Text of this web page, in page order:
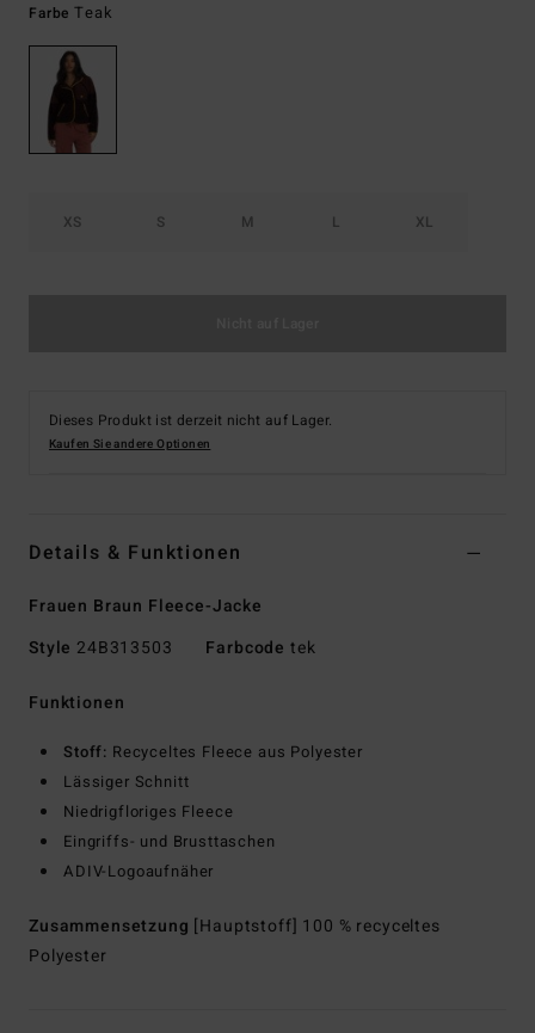
FarbeTeak
XS S M L XL
Dieses Produkt ist derzeit nicht auf Lager.
Kaufen Sie andere Optionen
Details & Funktionen
Frauen Braun Fleece-Jacke
Style 24B313503 Farbcode tek
Funktionen
Stoff: Recyceltes Fleece aus Polyester
Lässiger Schnitt
Niedrigfloriges Fleece
Eingriffs- und Brusttaschen
ADIV-Logoaufnäher
Zusammensetzung [Hauptstoff] 100 % recyceltes
Polyester